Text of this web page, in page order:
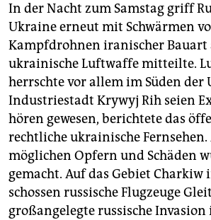
In der Nacht zum Samstag griff
Ukraine erneut mit Schwärmen
Kampfdrohnen iranischer Bauart
ukrainische Luftwaffe mitteilte.
herrschte vor allem im Süden der
Industriestadt Krywyj Rih seien
hören gewesen, berichtete das
rechtliche ukrainische Fernsehen.
möglichen Opfern und Schäden
gemacht. Auf das Gebiet Charkiw
schossen russische Flugzeuge
großangelegte russische Invasion